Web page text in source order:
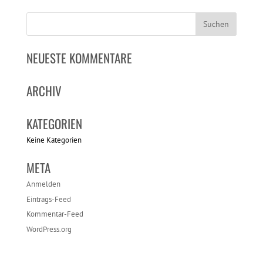
NEUESTE KOMMENTARE
ARCHIV
KATEGORIEN
Keine Kategorien
META
Anmelden
Eintrags-Feed
Kommentar-Feed
WordPress.org